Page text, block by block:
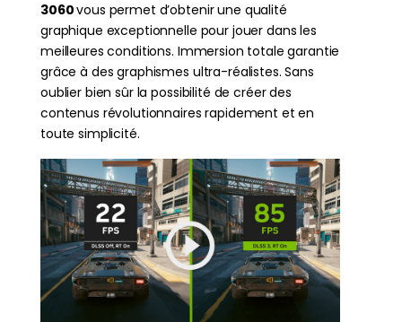
3060vous permet d’obtenir une qualité
graphique exceptionnelle pour jouer dans les
meilleures conditions. Immersion totale garantie
grâce à des graphismes ultra-réalistes. Sans
oublier bien sûr la possibilité de créer des
contenus révolutionnaires rapidement et en
toute simplicité.